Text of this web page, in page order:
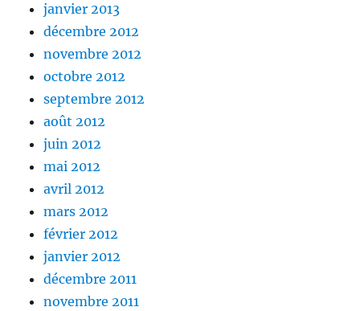
janvier 2013
décembre 2012
novembre 2012
octobre 2012
septembre 2012
août 2012
juin 2012
mai 2012
avril 2012
mars 2012
février 2012
janvier 2012
décembre 2011
novembre 2011